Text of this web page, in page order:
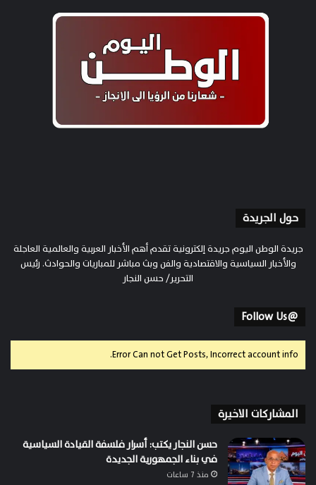
حول الجريدة
جريدة الوطن اليوم جريدة إلكترونية تقدم أهم الأخبار العربية والعالمية العاجلة
والأخبار السياسية والاقتصادية والفن وبث مباشر للمباريات والحوادث. رئيس
التحرير/ حسن النجار
@Follow Us
Error Can not Get Posts, Incorrect account info.
المشاركات الاخيرة
حسن النجار يكتب: أسرار فلسفة القيادة السياسية
في بناء الجمهورية الجديدة
منذ 7 ساعات